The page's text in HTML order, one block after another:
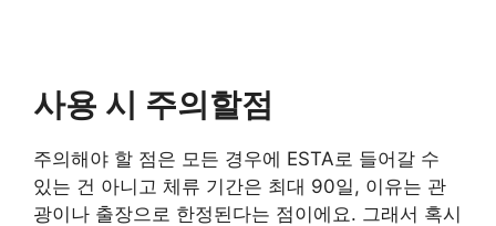
사용 시 주의할점
주의해야 할 점은 모든 경우에 ESTA로 들어갈 수
있는 건 아니고 체류 기간은 최대 90일, 이유는 관
광이나 출장으로 한정된다는 점이에요. 그래서 혹시